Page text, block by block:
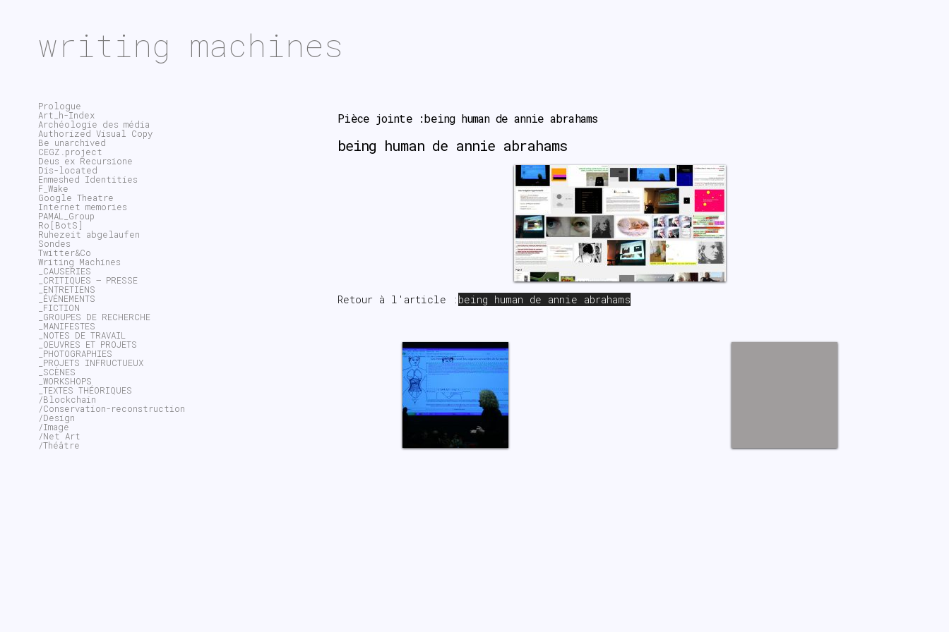
writing machines
Pièce jointe :being human de annie abrahams
being human de annie abrahams
Retour à l'article : being human de annie abrahams
Prologue
Art_h-Index
Archéologie des média
Authorized Visual Copy
Be unarchived
CEGZ.project
Deus ex Recursione
Dis-located
Enmeshed Identities
F_Wake
Google Theatre
Internet memories
PAMAL_Group
Ro[BotS]
Ruhezeit abgelaufen
Sondes
Twitter&Co
Writing Machines
_CAUSERIES
_CRITIQUES – PRESSE
_ENTRETIENS
_ÉVÉNEMENTS
_FICTION
_GROUPES DE RECHERCHE
_MANIFESTES
_NOTES DE TRAVAIL
_OEUVRES ET PROJETS
_PHOTOGRAPHIES
_PROJETS INFRUCTUEUX
_SCÈNES
_WORKSHOPS
_TEXTES THÉORIQUES
/Blockchain
/Conservation-reconstruction
/Design
/Image
/Net Art
/Théâtre